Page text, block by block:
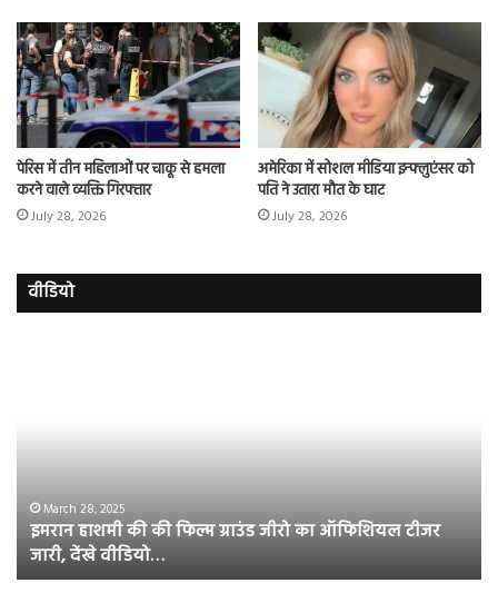
पेरिस में तीन महिलाओं पर चाकू से हमला
करने वाले व्यक्ति गिरफ्तार
July 28, 2026
अमेरिका में सोशल मीडिया इन्फ्लुएंसर को
पति ने उतारा मौत के घाट
July 28, 2026
वीडियो
का
ऑफिशियल
टीजर
जारी,
March 28, 2025
इमरान हाशमी की की फिल्म ग्राउंड जीरो का ऑफिशियल टीजर
जारी, देंखे वीडियो…